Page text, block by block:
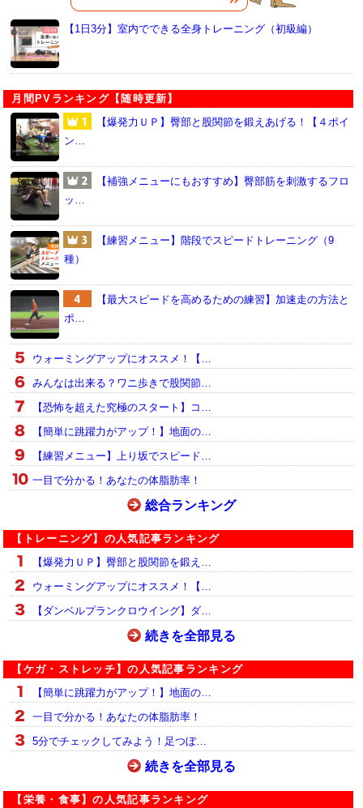
【1日3分】室内でできる全身トレーニング（初級編）
月間PVランキング【随時更新】
【爆発力ＵＰ】臀部と股関節を鍛えあげる！【４ポイ
ン…
【補強メニューにもおすすめ】臀部筋を刺激するフロ
ッ…
【練習メニュー】階段でスピードトレーニング（9
種）
【最大スピードを高めるための練習】加速走の方法と
ポ…
ウォーミングアップにオススメ！【…
みんなは出来る？ワニ歩きで股関節…
【恐怖を超えた究極のスタート】コ…
【簡単に跳躍力がアップ！】地面の…
【練習メニュー】上り坂でスピード…
一目で分かる！あなたの体脂肪率！
総合ランキング
【トレーニング】の人気記事ランキング
【爆発力ＵＰ】臀部と股関節を鍛え…
ウォーミングアップにオススメ！【…
【ダンベルプランクロウイング】ダ…
続きを全部見る
【ケガ・ストレッチ】の人気記事ランキング
【簡単に跳躍力がアップ！】地面の…
一目で分かる！あなたの体脂肪率！
5分でチェックしてみよう！足つぼ…
続きを全部見る
【栄養・食事】の人気記事ランキング